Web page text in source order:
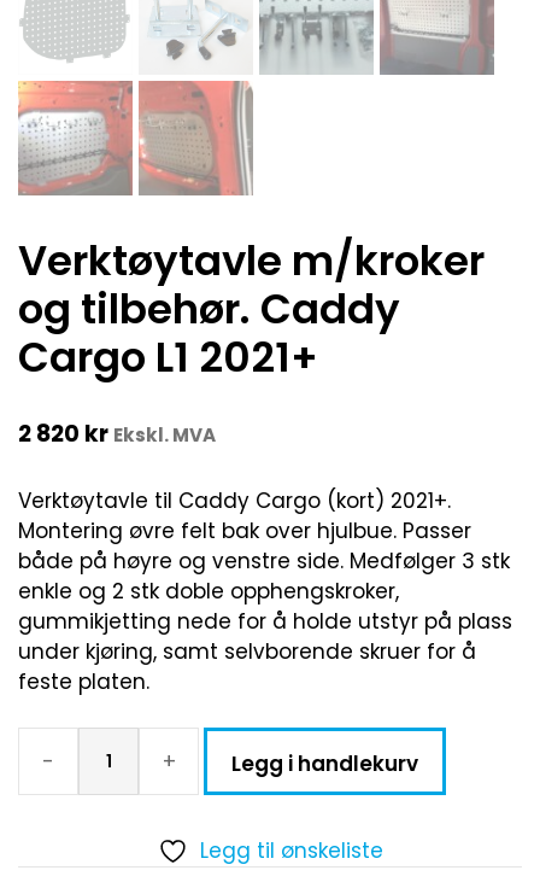
Verktøytavle m/kroker
og tilbehør. Caddy
Cargo L1 2021+
2 820 kr Ekskl. MVA
Verktøytavle til Caddy Cargo (kort) 2021+.
Montering øvre felt bak over hjulbue. Passer
både på høyre og venstre side. Medfølger 3 stk
enkle og 2 stk doble opphengskroker,
gummikjetting nede for å holde utstyr på plass
under kjøring, samt selvborende skruer for å
feste platen.
- + Legg i handlekurv
Legg til ønskeliste